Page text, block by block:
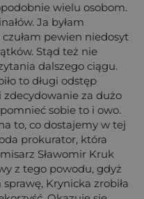
wielu osobom.
Ja byłam
pewien niedosyt
Stąd też nie
dalszego ciągu.
to długi odstęp
za dużo
sobie to i owo.
to, co dostajemy w tej
prokurator, która
Sławomir Kruk
z tego powodu, gdyż
Krynicka zrobiła